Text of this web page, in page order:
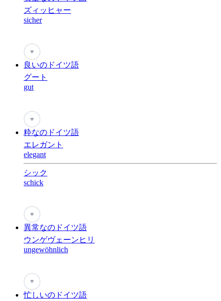
ズィッヒャー
sicher
♥
良いのドイツ語
グート
gut
♥
粋なのドイツ語
エレガント
elegant
シック
schick
♥
異常なのドイツ語
ウンゲヴェーンヒリ
ungewöhnlich
♥
忙しいのドイツ語